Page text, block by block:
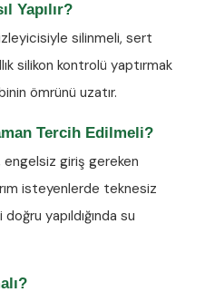
Yapılır?
silinmeli, sert
silikon kontrolü yaptırmak
ömrünü uzatır.
Tercih Edilmeli?
engelsiz giriş gereken
isteyenlerde teknesiz
yapıldığında su